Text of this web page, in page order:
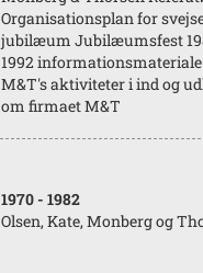
Organisationsplan for
jubilæum Jubilæumsfest
1992
M&T's aktiviteter i ind og
om firmaet M&T
1970 - 1982
Olsen, Kate, Monberg og